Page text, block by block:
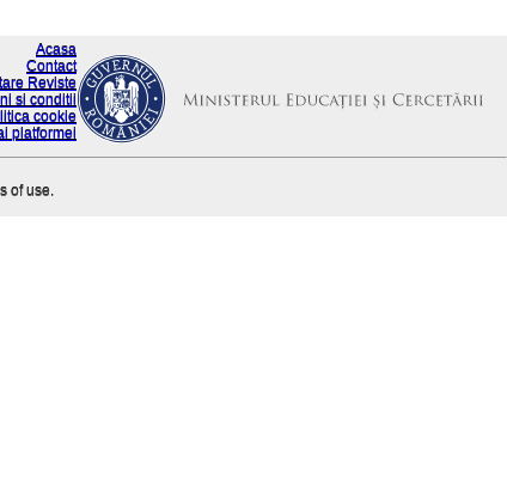
Acasa
Contact
Reviste
si conditii
cookie
platformei
of use.